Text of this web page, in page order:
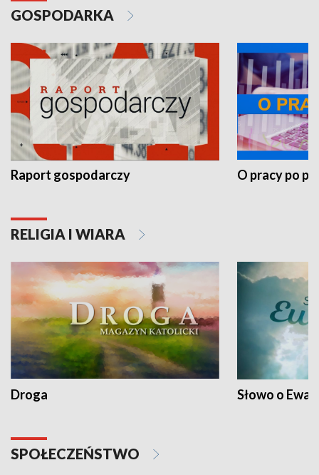
GOSPODARKA
Raport gospodarczy O pracy po
RELIGIA I WIARA
Droga Słowo o
SPOŁECZEŃSTWO